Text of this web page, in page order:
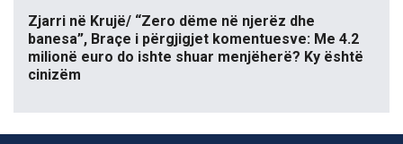
Zjarri në Krujë/ “Zero dëme në njerëz dhe
banesa”, Braçe i përgjigjet komentuesve: Me 4.2
milionë euro do ishte shuar menjëherë? Ky është
cinizëm